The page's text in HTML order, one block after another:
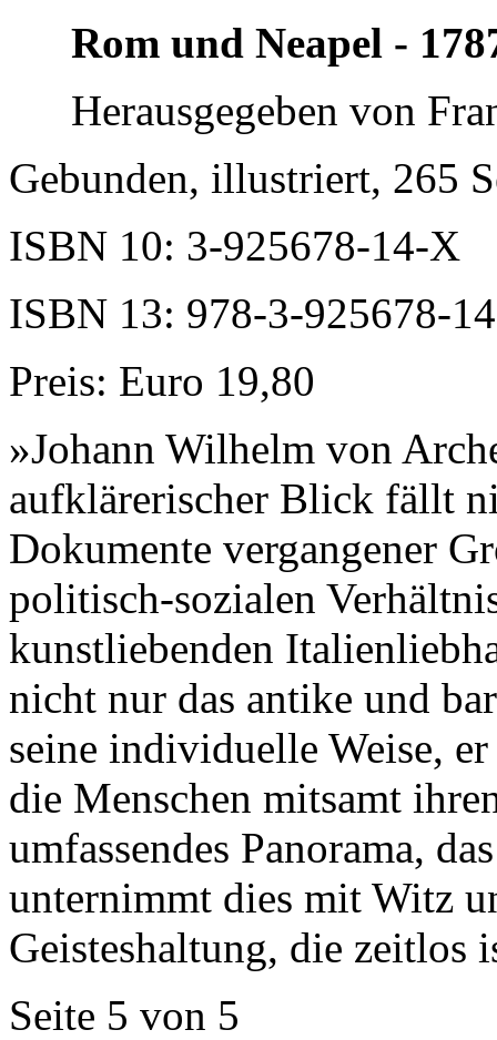
Rom und Neapel -
Herausgegeben von
Gebunden, illustriert, 265
ISBN 10: 3-925678-14-X
ISBN 13: 978-3-925678-
Preis: Euro 19,80
»Johann Wilhelm von
aufklärerischer Blick fällt
Dokumente vergangener
politisch-sozialen
kunstliebenden
nicht nur das antike und
seine individuelle Weise,
die Menschen mitsamt
umfassendes Panorama,
unternimmt dies mit Witz
Geisteshaltung, die zeitlos
Seite 5 von 5